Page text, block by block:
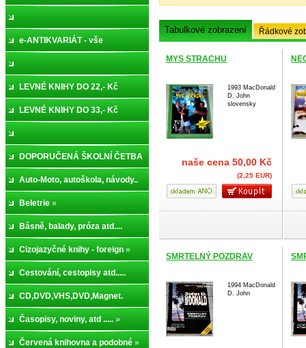
e-ANTIKVARIÁT - vše
LEVNÉ KNIHY DO 22,- Kč
LEVNÉ KNIHY DO 33,- Kč
DOPORUČENÁ ŠKOLNÍ ČETBA
» Auto-Moto, autoškola, návody..
Beletrie »
Básně, balady, próza atd....
Cizojazyčné knihy - foreign »
Cestování, cestopisy atd.....
CD,DVD,VHS,DVD,Magnet.
kazety,»
Časopisy, noviny, atd ..... »
Červená knihovna a podobné »
Tabulkové zobrazení Řádkové
MYS STRACHU
1993 MacDonald
D. John
slovensky
naše cena 50,00 Kč
(2,25 EUR)
SMRTELNÝ POZDRAV
1994 MacDonald
D. John